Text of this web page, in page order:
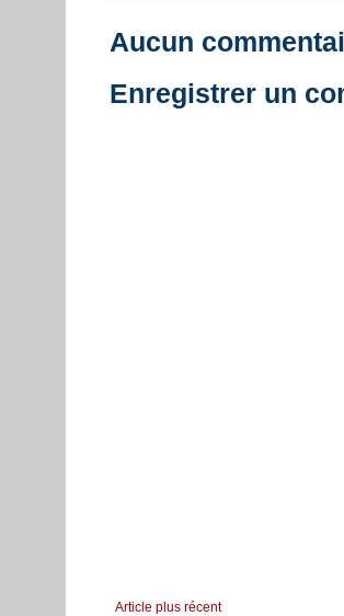
Aucun
Enregistrer un
Article plus récent